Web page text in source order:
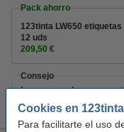
Cookies en
Para facilitarte el uso
Pack ahorro
123tinta LW650
12 uds
209,50 €
Consejo
Le recomendamos que
etiquetas originales.